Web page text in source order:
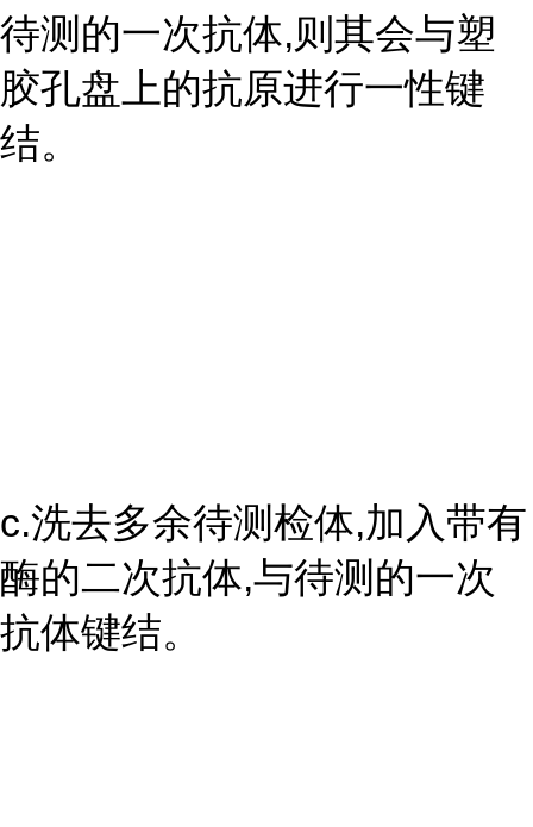
待测的一次抗体,则其会与塑
胶孔盘上的抗原进行一性键
结。
c.洗去多余待测检体,加入带有
酶的二次抗体,与待测的一次
抗体键结。